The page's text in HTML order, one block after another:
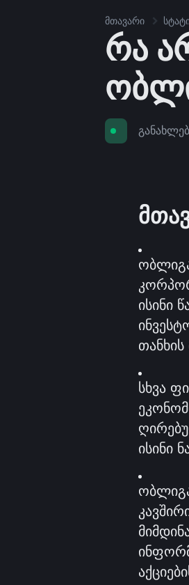
მთავარი
რა
ისინი
სხვა
ისინი